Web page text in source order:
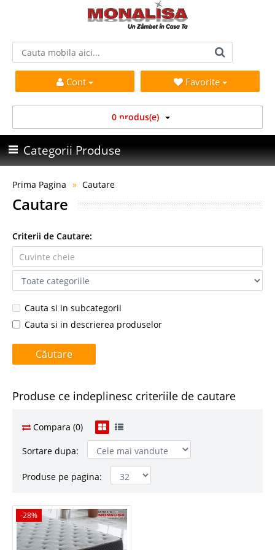
Cont Favorite
0 produs(e)
Categorii Produse
Prima Pagina Cautare
Cautare
Criterii de Cautare:
Cauta si in subcategorii
Cauta si in descrierea produselor
Produse ce indeplinesc criteriile de cautare
Compara (0)
Sortare dupa:
Produse pe pagina:
-28%
-28%